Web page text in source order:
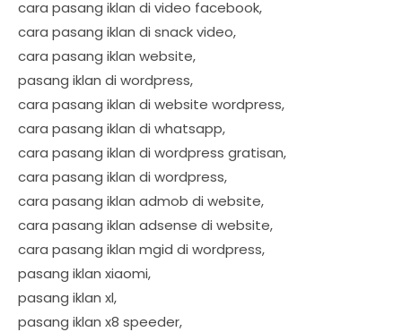
cara pasang iklan di video facebook,
cara pasang iklan di snack video,
cara pasang iklan website,
pasang iklan di wordpress,
cara pasang iklan di website wordpress,
cara pasang iklan di whatsapp,
cara pasang iklan di wordpress gratisan,
cara pasang iklan di wordpress,
cara pasang iklan admob di website,
cara pasang iklan adsense di website,
cara pasang iklan mgid di wordpress,
pasang iklan xiaomi,
pasang iklan xl,
pasang iklan x8 speeder,